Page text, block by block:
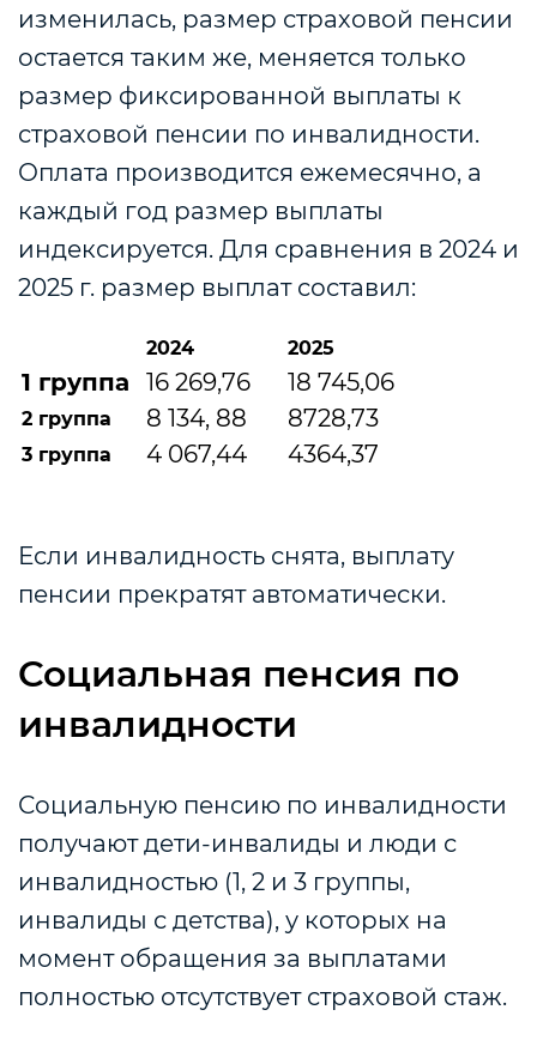
изменилась, размер страховой пенсии
остается таким же, меняется только
размер фиксированной выплаты к
страховой пенсии по инвалидности.
Оплата производится ежемесячно, а
каждый год размер выплаты
индексируется. Для сравнения в 2024 и
2025 г. размер выплат составил:
2024 2025
1 группа 16 269,76 18 745,06
2 группа 8 134, 88 8728,73
3 группа 4 067,44 4364,37
Если инвалидность снята, выплату
пенсии прекратят автоматически.
Социальная пенсия по
инвалидности
Социальную пенсию по инвалидности
получают дети-инвалиды и люди с
инвалидностью (1, 2 и 3 группы,
инвалиды с детства), у которых на
момент обращения за выплатами
полностью отсутствует страховой стаж.